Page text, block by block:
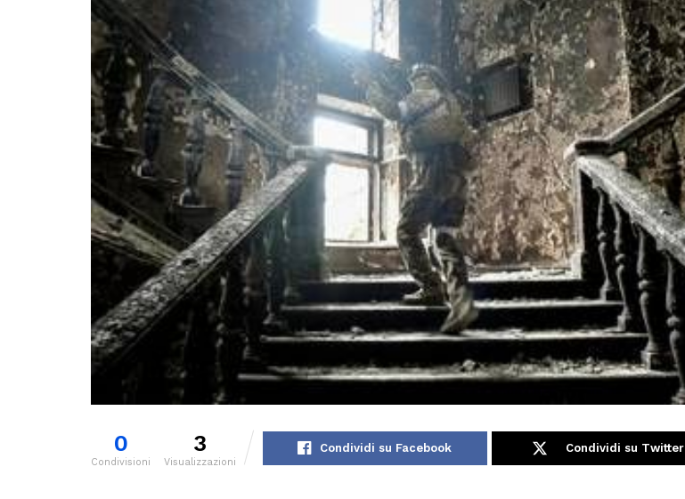
0
Condivisioni
3
Visualizzazioni
Condividi su Facebook Condividi su Twitter